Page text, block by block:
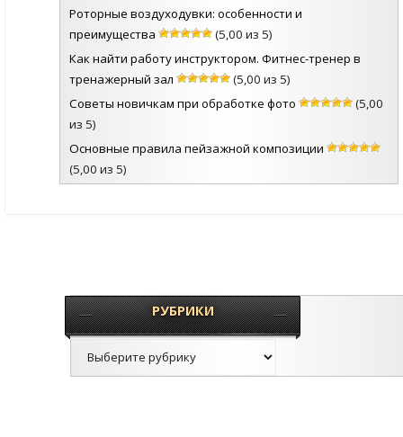
Роторные воздуходувки: особенности и
преимущества
(5,00 из 5)
Как найти работу инструктором. Фитнес-тренер в
тренажерный зал
(5,00 из 5)
Советы новичкам при обработке фото
(5,00
из 5)
Основные правила пейзажной композиции
(5,00 из 5)
РУБРИКИ